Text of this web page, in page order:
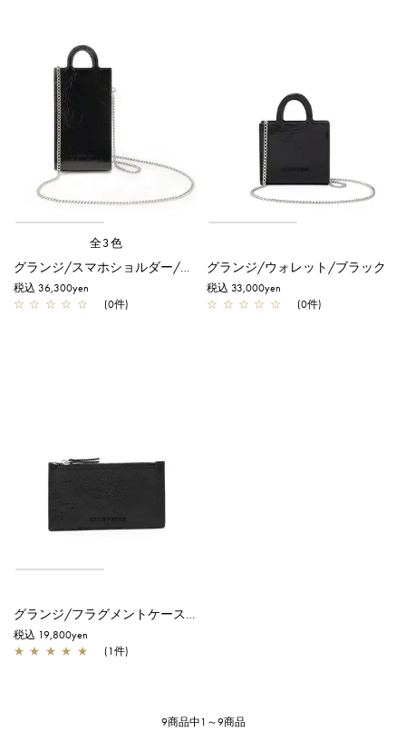
全3色
グランジ/スマホショルダー/ブラック
税込 36,300yen
☆ ☆ ☆ ☆ ☆ (0件)
グランジ/ウォレット/ブラック
税込 33,000yen
☆ ☆ ☆ ☆ ☆ (0件)
グランジ/フラグメントケース/ブラック
税込 19,800yen
★ ★ ★ ★ ★ (1件)
9商品中1～9商品